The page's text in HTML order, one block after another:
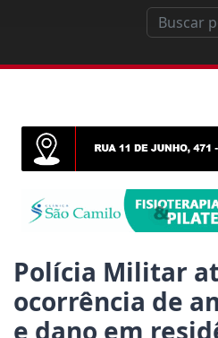
dos Pais, Supermercado
nada com a reforma
destaca a
inicia ações de
Polícia Militar
ocorrência de
e dano em